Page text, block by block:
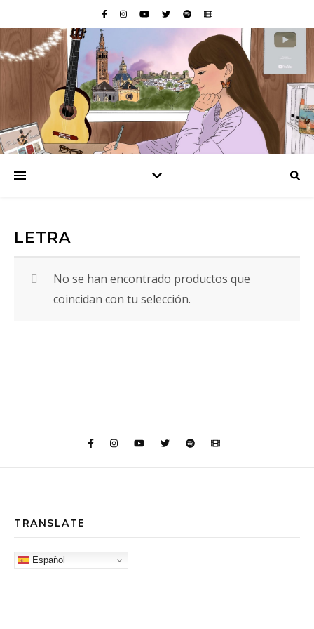
LETRA
No se han encontrado productos que
coincidan con tu selección.
TRANSLATE
Español